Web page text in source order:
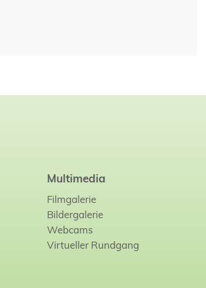
Multimedia
Filmgalerie
Bildergalerie
Webcams
Virtueller Rundgang